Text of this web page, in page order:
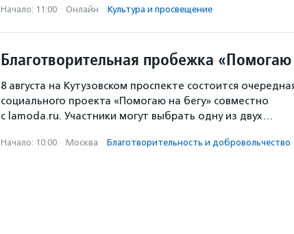
Начало: 11:00 · Онлайн · Культура и просвещение
Благотворительная пробежка «Помогаю
8 августа на Кутузовском проспекте состоится
социального проекта «Помогаю на бегу» совместно
с lamoda.ru. Участники могут выбрать одну из двух…
Начало: 10:00 · Москва · Благотвори­тель­ность и доброволь­чест­во